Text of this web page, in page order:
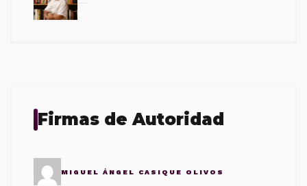
Firmas de Autoridad
MIGUEL ÁNGEL CASIQUE OLIVOS